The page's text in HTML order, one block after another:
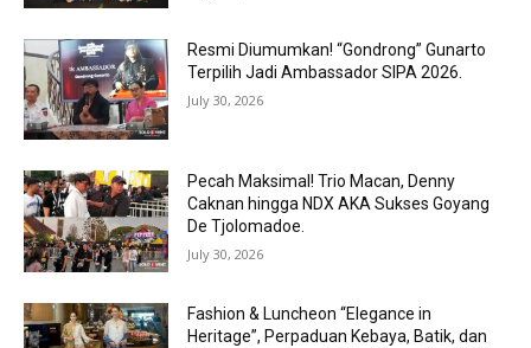
Resmi Diumumkan! “Gondrong” Gunarto
Terpilih Jadi Ambassador SIPA 2026.
July 30, 2026
Pecah Maksimal! Trio Macan, Denny
Caknan hingga NDX AKA Sukses Goyang
De Tjolomadoe.
July 30, 2026
Fashion & Luncheon “Elegance in
Heritage”, Perpaduan Kebaya, Batik, dan